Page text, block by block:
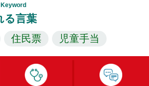
る言葉
住民票 児童手当